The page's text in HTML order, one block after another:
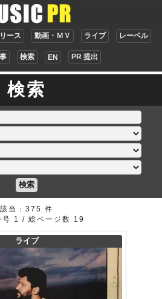
ース 動画・ＭＶ ライブ レーベル
検索 EN PR 提出
検索
検索
該当：375 件
号 1 / 総ページ数 19
ライブ